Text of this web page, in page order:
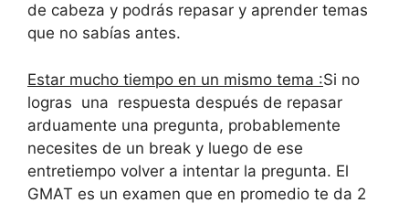
de cabeza y podrás repasar y aprender temas
que no sabías antes.
Estar mucho tiempo en un mismo tema :Si no
logras una respuesta después de repasar
arduamente una pregunta, probablemente
necesites de un break y luego de ese
entretiempo volver a intentar la pregunta. El
GMAT es un examen que en promedio te da 2